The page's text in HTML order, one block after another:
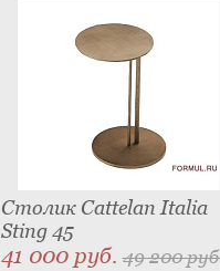
Столик Cattelan Italia
Sting 45
41 000 руб.49 200